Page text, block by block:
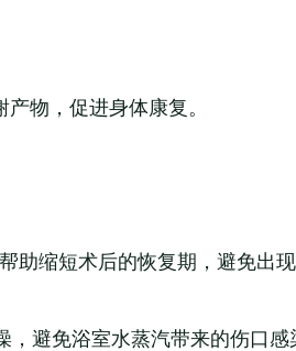
物，促进身体康复。
助缩短术后的恢复期，避免出现
避免浴室水蒸汽带来的伤口感